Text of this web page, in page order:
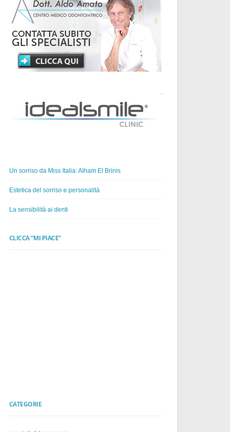
ARTICOLI
Un sorriso da Miss Italia: Alham El Brinis
Estetica del sorriso e personalità
La sensibilità ai denti
CLICCA “MI PIACE”
CATEGORIE